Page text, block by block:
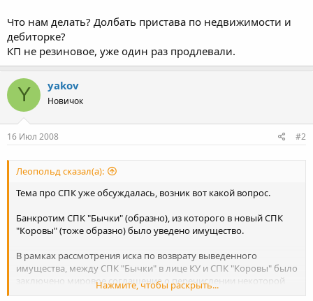
Что нам делать? Долбать пристава по недвижимости и
дебиторке?
КП не резиновое, уже один раз продлевали.
Y yakov
Новичок
16 Июл 2008 #2
Леопольд сказал(а):
Тема про СПК уже обсуждалась, возник вот какой вопрос.
Банкротим СПК "Бычки" (образно), из которого в новый СПК
"Коровы" (тоже образно) было уведено имущество.
В рамках рассмотрения иска по возврату выведенного
имущества, между СПК "Бычки" в лице КУ и СПК "Коровы" было
заключено мировое соглашение о перечислении некоторой
суммы денег, установлен срок платежа.
Нажмите, чтобы раскрыть...